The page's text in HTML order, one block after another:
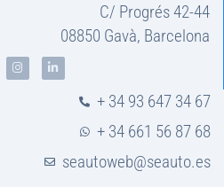
C/ Progrés 42-44
08850 Gavà, Barcelona
+ 34 93 647 34 67
+ 34 661 56 87 68
seautoweb@seauto.es